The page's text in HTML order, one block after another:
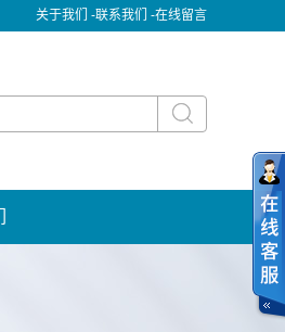
关于我们 -联系我们 -在线留言